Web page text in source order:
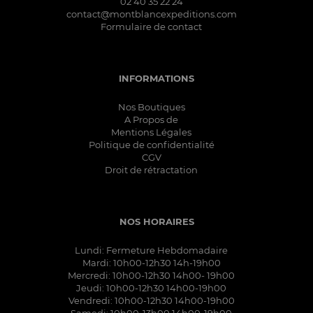
contact@montblancexpeditions.com
Formulaire de contact
INFORMATIONS
Nos Boutiques
A Propos de
Mentions Légales
Politique de confidentialité
CGV
Droit de rétractation
NOS HORAIRES
Lundi: Fermeture Hebdomadaire
Mardi: 10h00-12h30 14h-19h00
Mercredi: 10h00-12h30 14h00- 19h00
Jeudi: 10h00-12h30 14h00-19h00
Vendredi: 10h00-12h30 14h00-19h00